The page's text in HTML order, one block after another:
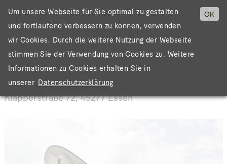
ST. SUITBERT
Klapperstraße 72, 45277 Essen
OK
Um unsere Webseite für Sie optimal zu gestalten
und fortlaufend verbessern zu können, verwenden
wir Cookies. Durch die weitere Nutzung der Webseite
stimmen Sie der Verwendung von Cookies zu. Weitere
Informationen zu Cookies erhalten Sie in
unserer Datenschutzerklärung